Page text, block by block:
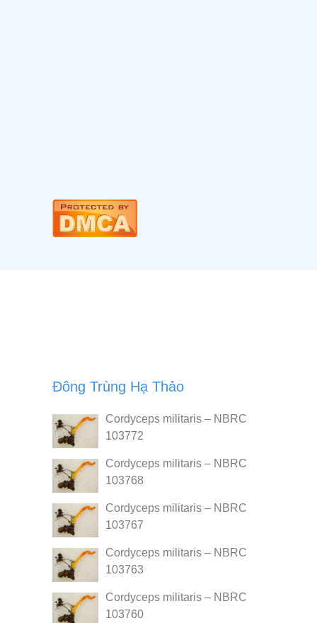
Đông Trùng Hạ Thảo
Cordyceps militaris – NBRC
103772
Cordyceps militaris – NBRC
103768
Cordyceps militaris – NBRC
103767
Cordyceps militaris – NBRC
103763
Cordyceps militaris – NBRC
103760